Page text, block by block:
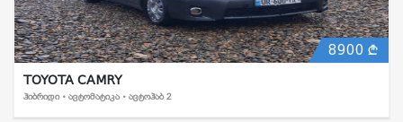
8900
TOYOTA CAMRY
ᲰᲘᲑᲠᲘᲓᲘ • ᲐᲕᲢᲝᲛᲐᲢᲘᲙᲐ • ᲐᲕᲢᲝᲰᲐᲑ 2